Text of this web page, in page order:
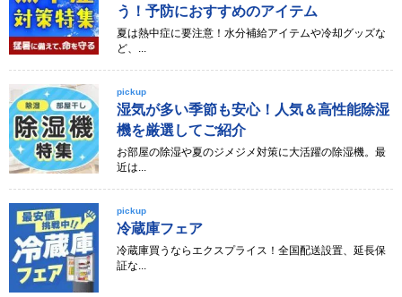
う！予防におすすめのアイテム
夏は熱中症に要注意！水分補給アイテムや冷却グッズな
ど、...
pickup
湿気が多い季節も安心！人気＆高性能除湿
機を厳選してご紹介
お部屋の除湿や夏のジメジメ対策に大活躍の除湿機。最
近は...
pickup
冷蔵庫フェア
冷蔵庫買うならエクスプライス！全国配送設置、延長保
証な...